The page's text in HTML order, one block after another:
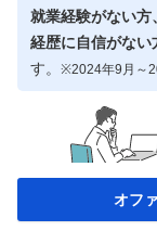
就業経験がない方
経歴に自信がない
す。 ※2024年9月～
オフ